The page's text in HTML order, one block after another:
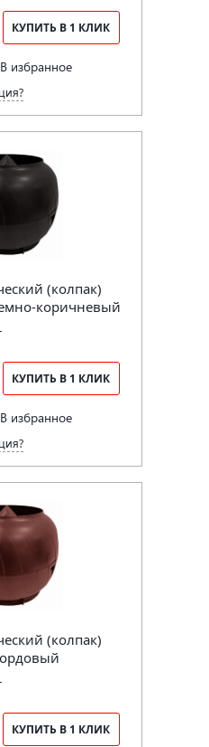
КУПИТЬ В 1 КЛИК
В избранное
(колпак)
коричневый
КУПИТЬ В 1 КЛИК
В избранное
(колпак)
КУПИТЬ В 1 КЛИК